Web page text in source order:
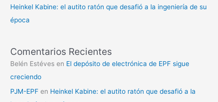
Heinkel Kabine: el autito ratón que desafió a la ingeniería de su
época
Comentarios Recientes
Belén Estéves en El depósito de electrónica de EPF sigue
creciendo
PJM-EPF en Heinkel Kabine: el autito ratón que desafió a la